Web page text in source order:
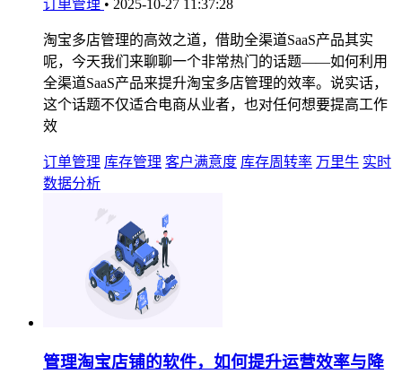
订单管理 • 2025-10-27 11:37:28
淘宝多店管理的高效之道，借助全渠道SaaS产品其实
呢，今天我们来聊聊一个非常热门的话题——如何利用
全渠道SaaS产品来提升淘宝多店管理的效率。说实话，
这个话题不仅适合电商从业者，也对任何想要提高工作
效
订单管理 库存管理 客户满意度 库存周转率 万里牛 实时
数据分析
管理淘宝店铺的软件，如何提升运营效率与降